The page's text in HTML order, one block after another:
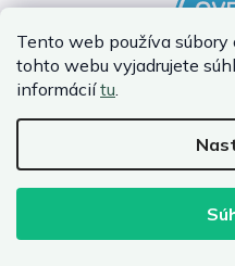
Tento web používa
tohto webu vyjadrujete
informáciítu.
Vytvoril